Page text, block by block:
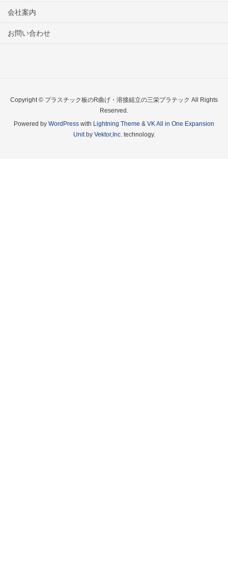
会社案内
お問い合わせ
Copyright © プラスチック板のR曲げ・溶接組立の三栄プラテック All Rights
Reserved.
Powered by WordPress with Lightning Theme & VK All in One Expansion
Unitby Vektor,Inc.technology.